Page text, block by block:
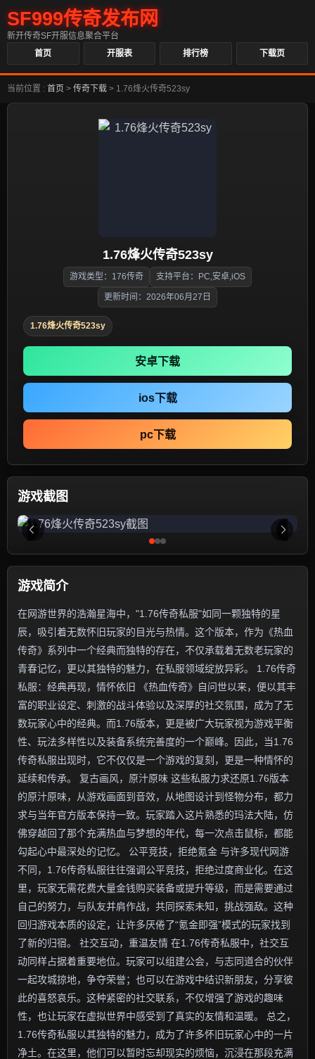
SF999传奇发布网
新开传奇SF开服信息聚合平台
首页
开服表 排行榜 下载页
当前位置 : 首页 > 传奇下载 > 1.76烽火传奇523sy
1.76烽火传奇523sy
游戏类型：176传奇 支持平台：PC,安卓,iOS
更新时间：2026年06月27日
1.76烽火传奇523sy
安卓下载
ios下载
pc下载
游戏截图
游戏简介
在网游世界的浩瀚星海中，"1.76传奇私服"如同一颗独特的星
辰，吸引着无数怀旧玩家的目光与热情。这个版本，作为《热血
传奇》系列中一个经典而独特的存在，不仅承载着无数老玩家的
青春记忆，更以其独特的魅力，在私服领域绽放异彩。 1.76传奇
私服：经典再现，情怀依旧 《热血传奇》自问世以来，便以其丰
富的职业设定、刺激的战斗体验以及深厚的社交氛围，成为了无
数玩家心中的经典。而1.76版本，更是被广大玩家视为游戏平衡
性、玩法多样性以及装备系统完善度的一个巅峰。因此，当1.76
传奇私服出现时，它不仅仅是一个游戏的复刻，更是一种情怀的
延续和传承。 复古画风，原汁原味 这些私服力求还原1.76版本
的原汁原味，从游戏画面到音效，从地图设计到怪物分布，都力
求与当年官方版本保持一致。玩家踏入这片熟悉的玛法大陆，仿
佛穿越回了那个充满热血与梦想的年代，每一次点击鼠标，都能
勾起心中最深处的记忆。 公平竞技，拒绝氪金 与许多现代网游
不同，1.76传奇私服往往强调公平竞技，拒绝过度商业化。在这
里，玩家无需花费大量金钱购买装备或提升等级，而是需要通过
自己的努力，与队友并肩作战，共同探索未知，挑战强敌。这种
回归游戏本质的设定，让许多厌倦了“氪金即强”模式的玩家找到
了新的归宿。 社交互动，重温友情 在1.76传奇私服中，社交互
动同样占据着重要地位。玩家可以组建公会，与志同道合的伙伴
一起攻城掠地，争夺荣誉；也可以在游戏中结识新朋友，分享彼
此的喜怒哀乐。这种紧密的社交联系，不仅增强了游戏的趣味
性，也让玩家在虚拟世界中感受到了真实的友情和温暖。 总之，
1.76传奇私服以其独特的魅力，成为了许多怀旧玩家心中的一片
净土。在这里，他们可以暂时忘却现实的烦恼，沉浸在那段充满